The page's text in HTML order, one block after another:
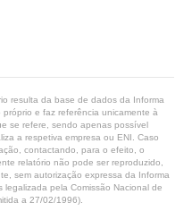
resulta da base de dados da Informa
e faz referência unicamente à
se refere, sendo apenas possível
a respetiva empresa ou ENI. Caso
contactando, para o efeito, o
relatório não pode ser reproduzido,
sem autorização expressa da Informa
legalizada pela Comissão Nacional de
a 27/02/1996).